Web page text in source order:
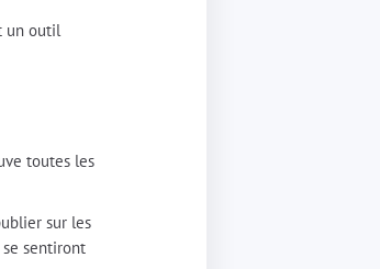
un outil
toutes les
sur les
sentiront